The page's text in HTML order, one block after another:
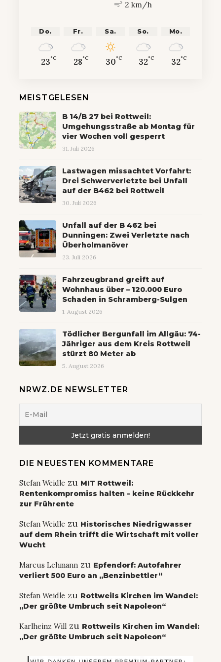
2 km/h
Do.
23°C
Fr.
28°C
Sa.
30°C
So.
32°C
Mo.
32°C
MEISTGELESEN
B 14/B 27 bei Rottweil:
Umgehungsstraße ab Montag für
vier Wochen voll gesperrt
31. Juli 2026
Lastwagen missachtet Vorfahrt:
Drei Schwerverletzte bei Unfall
auf der B462 bei Rottweil
30. Juli 2026
Unfall auf der B 462 bei
Dunningen: Zwei Verletzte nach
Überholmanöver
23. Juli 2026
Fahrzeugbrand greift auf
Wohnhaus über – 120.000 Euro
Schaden in Schramberg-Sulgen
1. August 2026
Tödlicher Bergunfall im Allgäu: 74-
Jähriger aus dem Kreis Rottweil
stürzt 80 Meter ab
5. August 2026
NRWZ.DE NEWSLETTER
DIE NEUESTEN KOMMENTARE
Stefan Weidle zu MIT Rottweil:
Rentenkompromiss halten – keine Rückkehr
zur Frührente
Stefan Weidle zu Historisches Niedrigwasser
auf dem Rhein trifft die Wirtschaft mit voller
Wucht
Marcus Lehmann zu Epfendorf: Autofahrer
verliert 500 Euro an „Benzinbettler“
Stefan Weidle zu Rottweils Kirchen im Wandel:
„Der größte Umbruch seit Napoleon“
Karlheinz Will zu Rottweils Kirchen im Wandel:
„Der größte Umbruch seit Napoleon“